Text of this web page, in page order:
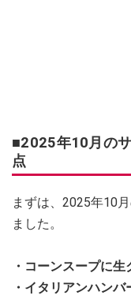
■2025年10月の
点
まずは、2025年10
ました。
・コーンスープに
・イタリアンハン